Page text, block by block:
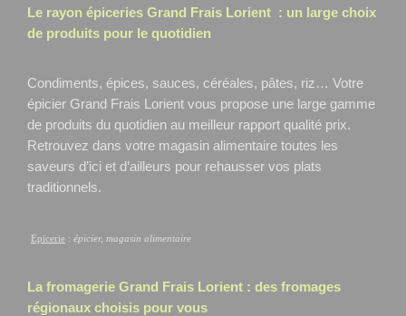
Le rayon épiceries Grand Frais Lorient : un large choix
de produits pour le quotidien
Condiments, épices, sauces, céréales, pâtes, riz… Votre
épicier Grand Frais Lorient vous propose une large gamme
de produits du quotidien au meilleur rapport qualité prix.
Retrouvez dans votre magasin alimentaire toutes les
saveurs d’ici et d’ailleurs pour rehausser vos plats
traditionnels.
Epicerie : épicier, magasin alimentaire
La fromagerie Grand Frais Lorient : des fromages
régionaux choisis pour vous